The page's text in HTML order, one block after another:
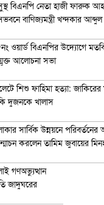
বিএনপি নেতা হাজী ফারুক
বাণিজ্যমন্ত্রী খন্দকার
ওয়ার্ড বিএনপির উদ্যোগে
আলোচনা সভা
শিশু ফাহিমা হত্যা: জাকিরের
দুজনকে খালাস
সার্বিক উন্নয়নে পরিবর্তনের
করলেন তামিম জুবায়ের
গণঅভ্যুত্থান
জাদুঘরের